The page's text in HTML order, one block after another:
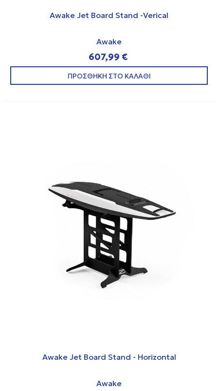
Awake Jet Board Stand -Verical
Awake
607,99 €
ΠΡΟΣΘΗΚΗ ΣΤΟ ΚΑΛΑΘΙ
Awake Jet Board Stand - Horizontal
Awake